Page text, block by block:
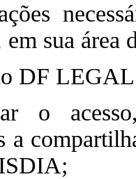
sua área
DF
o
a